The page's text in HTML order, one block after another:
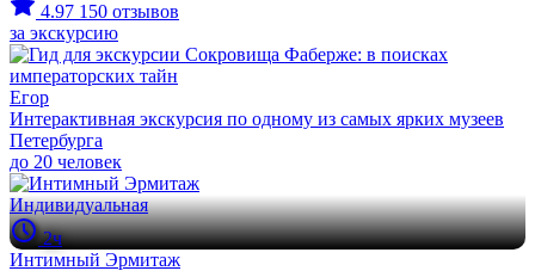
4.97 150 отзывов
за экскурсию
Егор
Интерактивная экскурсия по одному из самых ярких музеев
Петербурга
до 20 человек
Индивидуальная
2ч
Интимный Эрмитаж